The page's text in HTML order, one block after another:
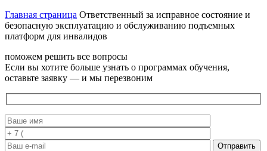
Главная страница Ответственный за исправное состояние и
безопасную эксплуатацию и обслуживанию подъемных
платформ для инвалидов
поможем решить все вопросы
Если вы хотите больше узнать о программах обучения,
оставьте заявку — и мы перезвоним
Отправить